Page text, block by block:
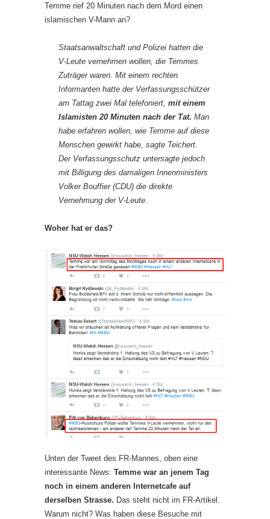
Temme rief 20 Minuten nach dem Mord einen
islamischen V-Mann an?
Staatsanwaltschaft und Polizei hatten die
V-Leute vernehmen wollen, die Temmes
Zuträger waren. Mit einem rechten
Informanten hatte der Verfassungsschützer
am Tattag zwei Mal telefoniert, mit einem
Islamisten 20 Minuten nach der Tat. Man
habe erfahren wollen, wie Temme auf diese
Menschen gewirkt habe, sagte Teichert.
Der Verfassungsschutz untersagte jedoch
mit Billigung des damaligen Innenministers
Volker Bouffier (CDU) die direkte
Vernehmung der V-Leute.
Woher hat er das?
Unten der Tweet des FR-Mannes, oben eine
interessante News: Temme war an jenem Tag
noch in einem anderen Internetcafe auf
derselben Strasse. Das steht nicht im FR-Artikel.
Warum nicht? Was haben diese Besuche mit